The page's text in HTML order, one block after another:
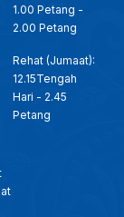
1.00 Petang -
2.00 Petang
Rehat (Jumaat):
12.15Tengah
Hari - 2.45
Petang